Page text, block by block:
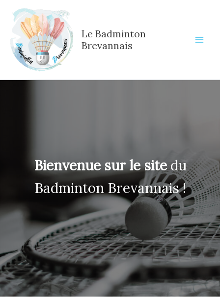
contenu
Le Badminton
Brevannais
Bienvenue sur le sitedu
Badminton Brevannais !